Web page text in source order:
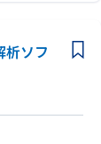
性がありタイム
、継続的なプ
よびリーダー
問題なく対応
析ソフ